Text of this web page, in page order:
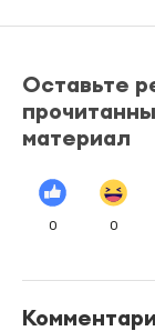
Оставьте
материал
0 0